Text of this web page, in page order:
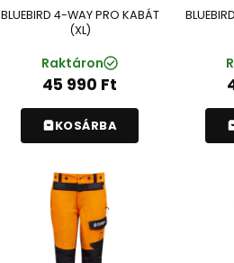
BLUEBIRD 4-WAY PRO KABÁT
(XL)
Raktáron
45 990 Ft
KOSÁRBA